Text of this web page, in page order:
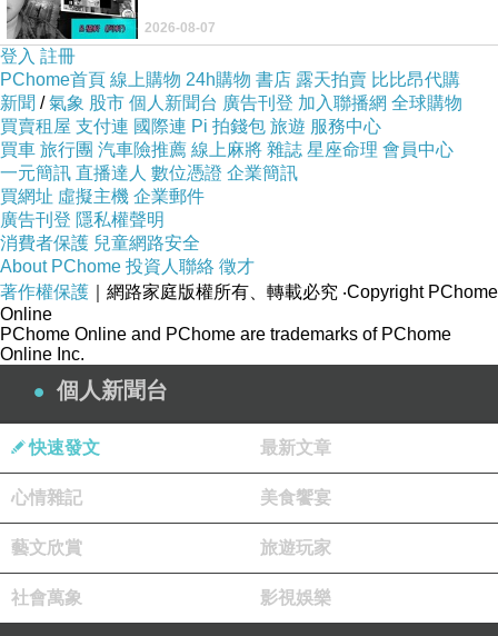
練習，我們不會去練肌耐，也不會去熱身，直接開始跳，
更不是跳那種自編舞風的舞曲，而是
蹈，而且也不會去特別刁鑽哪個動作、在意哪個拍子要對
整齊之類的細節，不管是練舞氣氛還是整體面對舞台的感
覺都是不一樣的。
每當學校只要有什麼跳舞活動或是校外的比賽，我們一定
會做完全部的暖身操以及肌耐力訓練之後，才開始教排
舞，每一個動作的排舞都需要很久的時間來調整，參與的
人也比較多。而只要基礎沒有打好，社幹們就會開始調整
我僵硬的動作，做不好會被兇，會被質疑回家都沒有練
習，甚至被威脅那就不要參加這次排舞或這次活動，嚴格
程度就像是在韓國進行訓練一樣，不是被罵就是被操。其
上學期最讓我印象深刻的日子，就是學校卡拉
由我們負責跳開場舞的時候吧。那是要徵選才能上去表演
的，每一次的活動前面都有一次的徵選，由徵選的方式來
選出跳的比較好的舞者上台。徵選當天真的非常緊張，因
2026-08-07
登入 註冊
PChome首頁 線上購物 24h購物 書店 露天拍賣 比比昂代購
新聞 /氣象 股市 個人新聞台 廣告刊登 加入聯播網 全球購物
買賣租屋 支付連 國際連 Pi 拍錢包 旅遊 服務中心
買車 旅行團 汽車險推薦 線上麻將 雜誌 星座命理 會員中心
一元簡訊 直播達人 數位憑證 企業簡訊
買網址 虛擬主機 企業郵件
廣告刊登 隱私權聲明
消費者保護 兒童網路安全
About PChome 投資人聯絡 徵才
著作權保護 ｜網路家庭版權所有、轉載必究 ‧Copyright PChome
Online
PChome Online and PChome are trademarks of PChome
Online Inc.
個人新聞台
快速發文 最新文章
心情雜記 美食饗宴
藝文欣賞 旅遊玩家
社會萬象 影視娛樂